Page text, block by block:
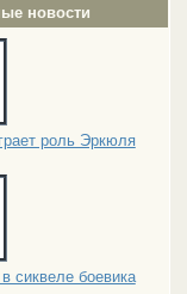
новости
роль Эркюля
сиквеле боевика